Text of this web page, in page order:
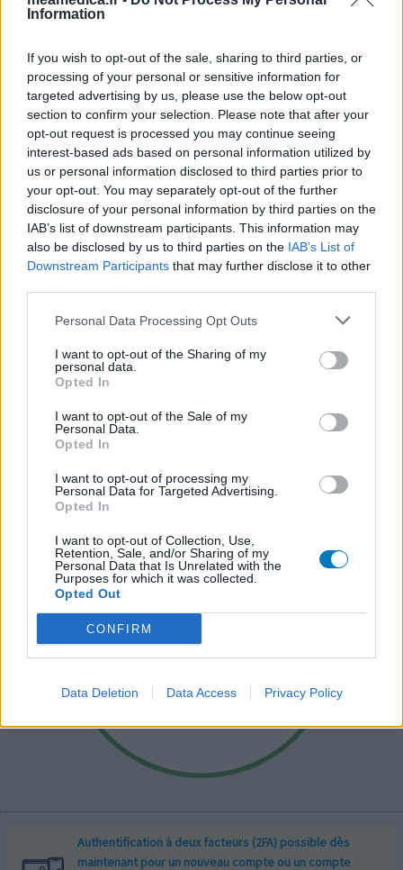
Information
If you wish to opt-out of the sale, sharing to third parties, or
processing of your personal or sensitive information for
targeted advertising by us, please use the below opt-out
section to confirm your selection. Please note that after your
opt-out request is processed you may continue seeing
interest-based ads based on personal information utilized by
us or personal information disclosed to third parties prior to
your opt-out. You may separately opt-out of the further
disclosure of your personal information by third parties on the
IAB’s list of downstream participants. This information may
also be disclosed by us to third parties on the IAB’s List of
Downstream Participants that may further disclose it to other
Personal Data Processing Opt Outs
I want to opt-out of the Sharing of my
personal data.
Opted In
I want to opt-out of the Sale of my
Personal Data.
Opted In
I want to opt-out of processing my
Personal Data for Targeted Advertising.
Opted In
I want to opt-out of Collection, Use,
Retention, Sale, and/or Sharing of my
Personal Data that Is Unrelated with the
Purposes for which it was collected.
Opted Out
CONFIRM
Data Deletion Data Access Privacy Policy
Authentification à deux facteurs (2FA) possible dès
maintenant pour un nouveau compte ou un compte